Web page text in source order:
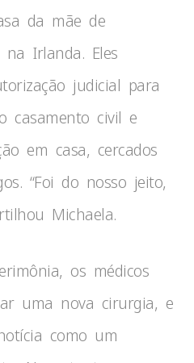
da mãe de
Irlanda. Eles
judicial para
casamento civil e
em casa, cercados
“Foi do nosso jeito,
Michaela.
os médicos
uma nova cirurgia, e
como um